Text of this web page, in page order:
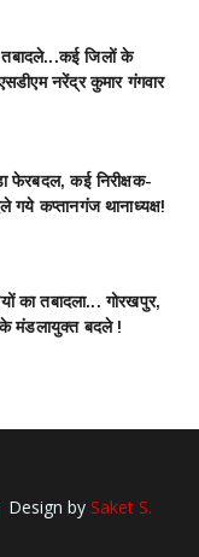
तबादले...कई जिलों के
नरेंद्र कुमार गंगवार
कई निरीक्षक-
गये कप्तानगंज थानाध्यक्ष!
का तबादला... गोरखपुर,
के मंडलायुक्त बदले !
Design by Saket S.